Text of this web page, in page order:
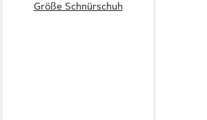
Größe Schnürschuh